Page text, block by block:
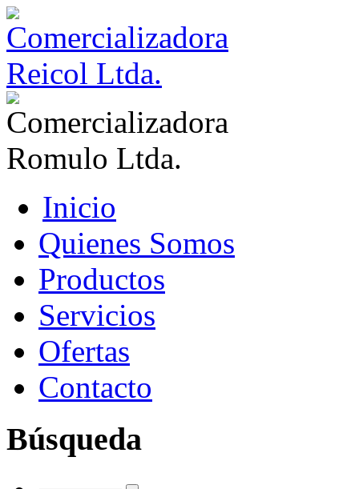
Inicio
Quienes Somos
Productos
Servicios
Ofertas
Contacto
Búsqueda